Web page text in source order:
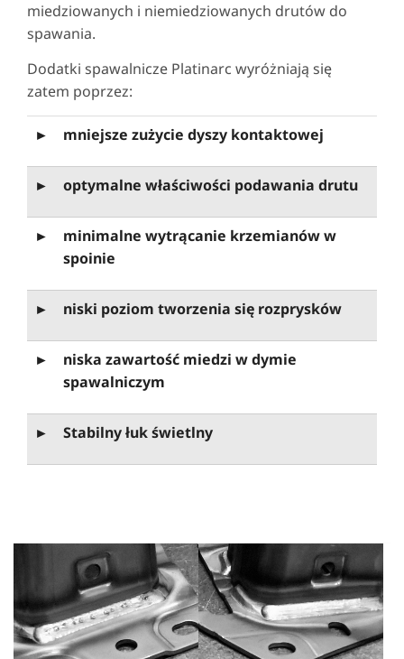
miedziowanych i niemiedziowanych drutów do
spawania.
Dodatki spawalnicze Platinarc wyróżniają się
zatem poprzez:
► mniejsze zużycie dyszy kontaktowej
► optymalne właściwości podawania drutu
►
minimalne wytrącanie krzemianów w
spoinie
► niski poziom tworzenia się rozprysków
►
niska zawartość miedzi w dymie
spawalniczym
► Stabilny łuk świetlny